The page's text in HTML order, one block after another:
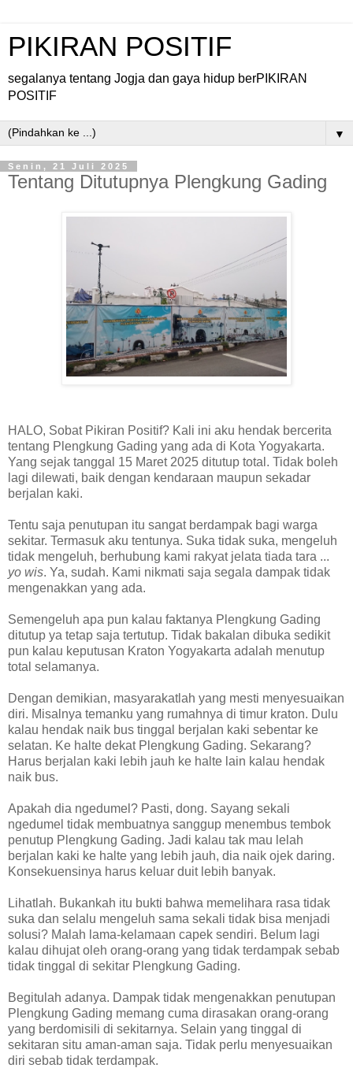
PIKIRAN POSITIF
segalanya tentang Jogja dan gaya hidup berPIKIRAN
POSITIF
▼
Senin, 21 Juli 2025
Tentang Ditutupnya Plengkung Gading
HALO, Sobat Pikiran Positif? Kali ini aku hendak bercerita
tentang Plengkung Gading yang ada di Kota Yogyakarta.
Yang sejak tanggal 15 Maret 2025 ditutup total. Tidak boleh
lagi dilewati, baik dengan kendaraan maupun sekadar
berjalan kaki.
Tentu saja penutupan itu sangat berdampak bagi warga
sekitar. Termasuk aku tentunya. Suka tidak suka, mengeluh
tidak mengeluh, berhubung kami rakyat jelata tiada tara ...
yo wis. Ya, sudah. Kami nikmati saja segala dampak tidak
mengenakkan yang ada.
Semengeluh apa pun kalau faktanya Plengkung Gading
ditutup ya tetap saja tertutup. Tidak bakalan dibuka sedikit
pun kalau keputusan Kraton Yogyakarta adalah menutup
total selamanya.
Dengan demikian, masyarakatlah yang mesti menyesuaikan
diri. Misalnya temanku yang rumahnya di timur kraton. Dulu
kalau hendak naik bus tinggal berjalan kaki sebentar ke
selatan. Ke halte dekat Plengkung Gading. Sekarang?
Harus berjalan kaki lebih jauh ke halte lain kalau hendak
naik bus.
Apakah dia ngedumel? Pasti, dong. Sayang sekali
ngedumel tidak membuatnya sanggup menembus tembok
penutup Plengkung Gading. Jadi kalau tak mau lelah
berjalan kaki ke halte yang lebih jauh, dia naik ojek daring.
Konsekuensinya harus keluar duit lebih banyak.
Lihatlah. Bukankah itu bukti bahwa memelihara rasa tidak
suka dan selalu mengeluh sama sekali tidak bisa menjadi
solusi? Malah lama-kelamaan capek sendiri. Belum lagi
kalau dihujat oleh orang-orang yang tidak terdampak sebab
tidak tinggal di sekitar Plengkung Gading.
Begitulah adanya. Dampak tidak mengenakkan penutupan
Plengkung Gading memang cuma dirasakan orang-orang
yang berdomisili di sekitarnya. Selain yang tinggal di
sekitaran situ aman-aman saja. Tidak perlu menyesuaikan
diri sebab tidak terdampak.